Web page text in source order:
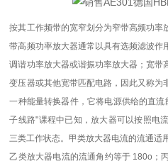
按其工作频带的宽窄划分为窄带高频功率
带高频功率放大器通常以具有选频滤波作
调谐功率放大器或谐振功率放大器；宽带
变压器或其他宽带匹配电路，因此又称为
一种能量转换器件，它将电源供给的直
子线路"课程中已知，放大器可以按照电
三类工作状态。甲类放大器电流的流通适
乙类放大器电流的流通角约等于 180o；